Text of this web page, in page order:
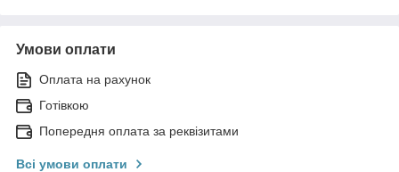
Умови оплати
Оплата на рахунок
Готівкою
Попередня оплата за реквізитами
Всі умови оплати